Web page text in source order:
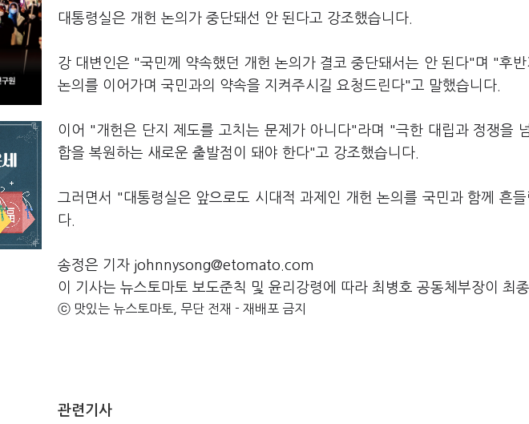
대통령실은 개헌 논의가 중단돼선 안 된다고 강조했습니다.
강 대변인은 "국민께 약속했던 개헌 논의가 결코 중단돼서는 안 된다"며 "후
논의를 이어가며 국민과의 약속을 지켜주시길 요청드린다"고 말했습니다.
이어 "개헌은 단지 제도를 고치는 문제가 아니다"라며 "극한 대립과 정쟁을
합을 복원하는 새로운 출발점이 돼야 한다"고 강조했습니다.
그러면서 "대통령실은 앞으로도 시대적 과제인 개헌 논의를 국민과 함께 흔
다.
송정은 기자 johnnysong@etomato.com
이 기사는 뉴스토마토 보도준칙 및 윤리강령에 따라 최병호 공동체부장이 최
ⓒ 맛있는 뉴스토마토, 무단 전재 - 재배포 금지
관련기사